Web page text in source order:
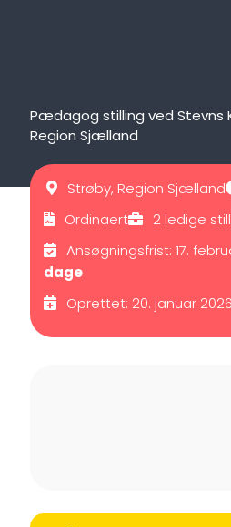
Pædagog stilling ved Stevns
Region Sjælland
Strøby, Region Sjælland
Ordinaert
2 ledige
Ansøgningsfrist: 17.
dage
Oprettet: 20. januar 2026